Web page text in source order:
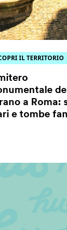
IL TERRITORIO
a Roma:
e tombe